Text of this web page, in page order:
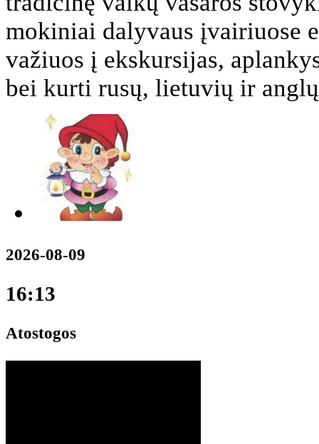
mokiniai dalyvaus įvairiuose
važiuos į ekskursijas,
bei kurti rusų, lietuvių ir
2026-08-09
16:13
Atostogos